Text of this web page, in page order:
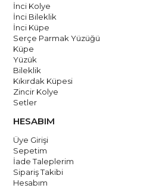
İnci Kolye
İnci Bileklik
İnci Küpe
Serçe Parmak Yüzüğü
Küpe
Yüzük
Bileklik
Kıkırdak Küpesi
Zincir Kolye
Setler
HESABIM
Üye Girişi
Sepetim
İade Taleplerim
Sipariş Takibi
Hesabım